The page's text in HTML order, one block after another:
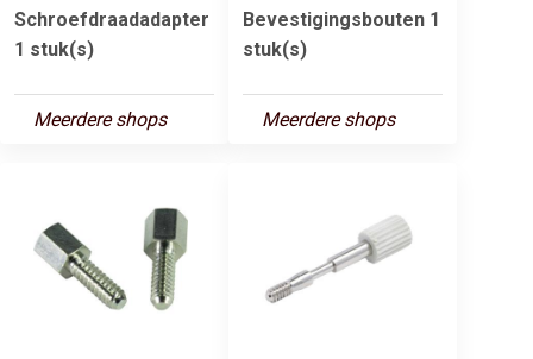
Schroefdraadadapter
1 stuk(s)
Meerdere shops
Bevestigingsbouten 1
stuk(s)
Meerdere shops